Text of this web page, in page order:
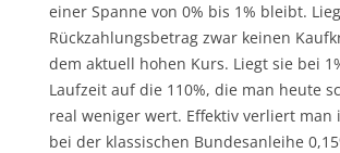
einer Spanne von 0% bis 1% bleibt.
Rückzahlungsbetrag zwar keinen
dem aktuell hohen Kurs. Liegt sie bei
Laufzeit auf die 110%, die man heute
real weniger wert. Effektiv verliert
bei der klassischen Bundesanleihe